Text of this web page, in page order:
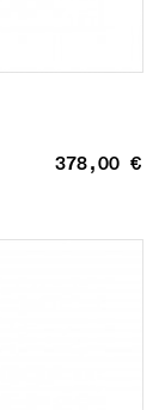
378,00 €